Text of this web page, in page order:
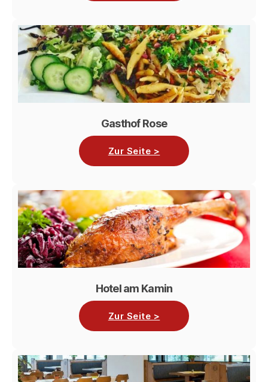
Gasthof Rose
Zur Seite >
Hotel am Kamin
Zur Seite >